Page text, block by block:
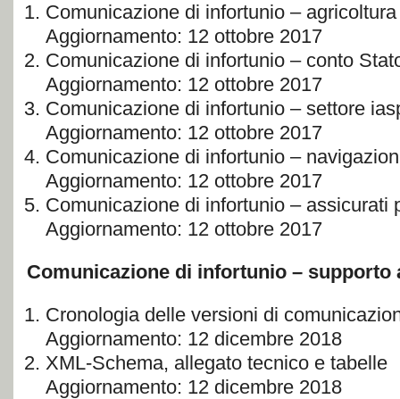
Comunicazione di infortunio – agricoltura
Aggiornamento: 12 ottobre 2017
Comunicazione di infortunio – conto
Aggiornamento: 12 ottobre 2017
Comunicazione di infortunio – settore
Aggiornamento: 12 ottobre 2017
Comunicazione di infortunio –
Aggiornamento: 12 ottobre 2017
Comunicazione di infortunio – assicurati
Aggiornamento: 12 ottobre 2017
Comunicazione di infortunio – supporto
Cronologia delle versioni di
Aggiornamento: 12 dicembre 2018
XML-Schema, allegato tecnico e tabelle
Aggiornamento: 12 dicembre 2018